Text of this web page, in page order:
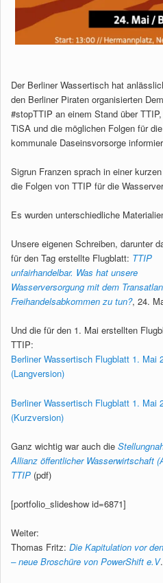
Der Berliner Wassertisch hat
den Berliner Piraten organisierten
#stopTTIP an einem Stand über
TiSA und die möglichen Folgen für die
kommunale Daseinsvorsorge
Sigrun Franzen sprach in einer
die Folgen von TTIP für die
Es wurden unterschiedliche
Unsere eigenen Schreiben, darunter
für den Tag erstellte Flugblatt: TTIP
unfairhandelbar. Was hat unsere
Wasserversorgung mit dem
Freihandelsabkommen zu tun?, 24.
Und die für den 1. Mai erstellten
TTIP:
Berliner Wassertisch Flugblatt 1. Mai
(Langversion)
Berliner Wassertisch Flugblatt 1. Mai
(Kurzversion)
Ganz wichtig war auch die
Allianz öffentlicher Wasserwirtschaft
TTIP (pdf)
[portfolio_slideshow id=6871]
Weiter:
Thomas Fritz: Die Kapitulation vor
– neue Broschüre von PowerShift e.V